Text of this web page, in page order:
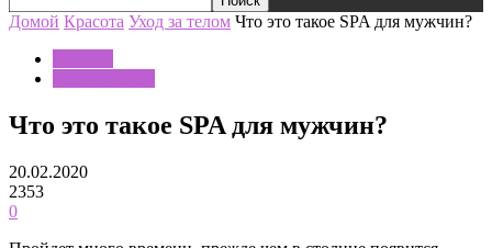
Домой Красота Уход за телом Что это такое SPA для мужчин?
Что это такое SPA для мужчин?
20.02.2020
2353
0